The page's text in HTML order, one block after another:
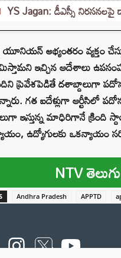
YS Jagan: డీఎస్సీ
అభ్యంతరం వ్యక్తం
ఇచ్చిన ఆదేశాలు
ప్రెవేశపెడితే దశాబ్దాలుగా
గత ఐదేళ్లుగా ఆర్టీసిలో
ఇస్తున్న మాధిరిగానే క్రింది
ఉద్యోగులకు ఒకన్యాయం
NTV
Andhra Pradesh APPTD